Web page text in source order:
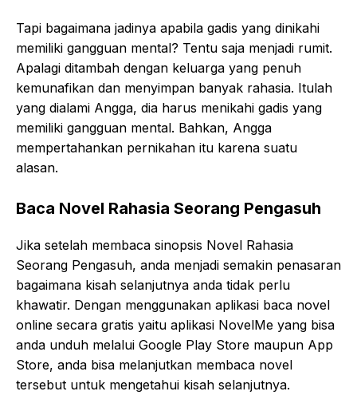
Tapi bagaimana jadinya apabila gadis yang dinikahi
memiliki gangguan mental? Tentu saja menjadi rumit.
Apalagi ditambah dengan keluarga yang penuh
kemunafikan dan menyimpan banyak rahasia. Itulah
yang dialami Angga, dia harus menikahi gadis yang
memiliki gangguan mental. Bahkan, Angga
mempertahankan pernikahan itu karena suatu
alasan.
Baca Novel Rahasia Seorang Pengasuh
Jika setelah membaca sinopsis Novel Rahasia
Seorang Pengasuh, anda menjadi semakin penasaran
bagaimana kisah selanjutnya anda tidak perlu
khawatir. Dengan menggunakan aplikasi baca novel
online secara gratis yaitu aplikasi NovelMe yang bisa
anda unduh melalui Google Play Store maupun App
Store, anda bisa melanjutkan membaca novel
tersebut untuk mengetahui kisah selanjutnya.